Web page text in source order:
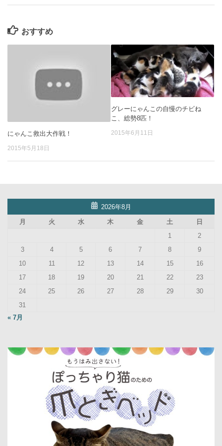
おすすめ
にゃんこ救出大作戦！
2015年5月18日
グレーにゃんこの自慢のチビね
こ、総勢8匹！
2015年6月11日
2026年8月
月
火 水 木 金 土
日
1
2
3
4 5 6 7 8
9
10
11 12 13 14 15
16
17
18 19 20 21 22
23
24
25 26 27 28 29
30
31
« 7月